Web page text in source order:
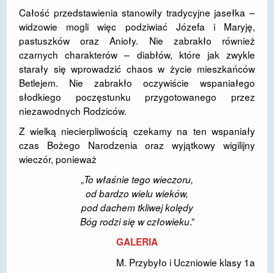
STANDARDY OCHRONY MAŁOLETNICH
PROJEKT ,,SZKOŁY Z JAKOŚCIĄ – ROZWÓJ
KSZTAŁCENIA OGÓLNEGO NA TERENIE MIASTA
ŻORY”
REKRUTACJA 2026/2027
mLegitymacja
Całość przedstawienia stanowiły tradycyjne jasełka –
widzowie mogli więc podziwiać Józefa i Maryję,
pastuszków oraz Anioły. Nie zabrakło również
czarnych charakterów – diabłów, które jak zwykle
starały się wprowadzić chaos w życie mieszkańców
Betlejem. Nie zabrakło oczywiście wspaniałego
słodkiego poczęstunku przygotowanego przez
niezawodnych Rodziców.
Z wielką niecierpliwością czekamy na ten wspaniały
czas Bożego Narodzenia oraz wyjątkowy wigilijny
wieczór, ponieważ
„To właśnie tego wieczoru,
od bardzo wielu wieków,
pod dachem tkliwej kolędy
Bóg rodzi się w człowieku.”
GALERIA
M. Przybyło i Uczniowie klasy 1a